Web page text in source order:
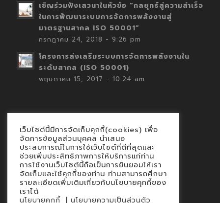
เชิญร่วมฟังเสวนาในหัวข้อ “กลยุทธ์สู่ความสำเร็จ
ในการพัฒนาระบบการจัดการพลังงานสู่
มาตรฐานสากล ISO 50001”
กรกฎาคม 24, 2018 - 9:26 pm
โครงการส่งเสริมระบบการจัดการพลังงานใน
ระดับสากล (ISO 50001)
พฤษภาคม 15, 2017 - 10:24 am
Contact
นโยบายคุกกี้
นโยบายข้อมูลส่วนบุคคล
เว็บไซต์นี้มีการจัดเก็บคุกกี้(cookies) เพื่อ
จัดการข้อมูลส่วนบุคคล นำเสนอ
ประสบการณ์ในการใช้เว็บไซต์ที่ดีที่สุดและ
ช่วยเพิ่มประสิทธิภาพการให้บริการแก่ท่าน
การใช้งานเว็บไซต์นี้ถือเป็นการยินยอมให้เรา
จัดเก็บและใช้คุกกี้ของท่าน ท่านสามารถศึกษา
รายละเอียดเพิ่มเติมเกี่ยวกับนโยบายคุกกี้ของ
เราได้
นโยบายคุกกี้ | นโยบายความเป็นส่วนตัว